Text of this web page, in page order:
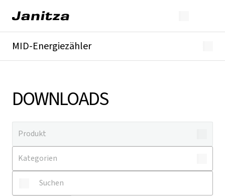
MID-Energiezähler
DOWNLOADS